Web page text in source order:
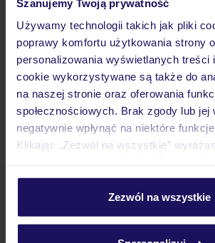
Szanujemy Twoją prywatność
Używamy technologii takich jak pliki
poprawy komfortu użytkowania strony
personalizowania wyświetlanych treści
cookie wykorzystywane są także do
na naszej stronie oraz oferowania
społecznościowych. Brak zgody lub jej
negatywnie wpłynąć na niektóre
Klikając „Zezwól na wszystkie”
personalizować swój wybór wchodząc
Szczegółowe informacje o plikach
Zezwól na wszystkie
Edward
WIELKA BRYTANIA LONDYN LONDYN
1 719 ZŁ
27.02.2027 - 01.03.2027 (2 noclegi)
Warszawa-Chopina (07:35)
Bez wyżywienia